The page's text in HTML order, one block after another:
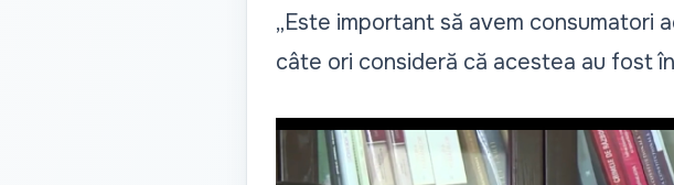
„Este important să avem consumatori
câte ori consideră că acestea au fost